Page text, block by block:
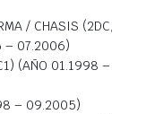
/ CHASIS (2DC,
– 07.2006)
(AÑO 01.1998 –
– 09.2005)